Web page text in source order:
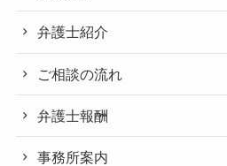
弁護士紹介
ご相談の流れ
弁護士報酬
事務所案内